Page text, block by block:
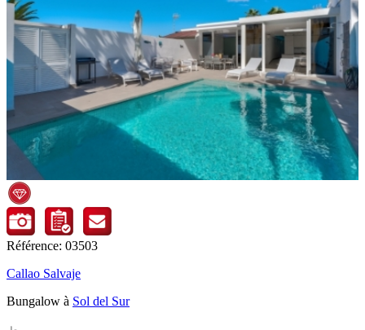
Référence: 03503
Callao Salvaje
Bungalow à Sol del Sur